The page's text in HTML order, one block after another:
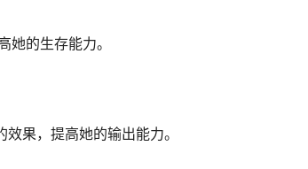
的生存能力。
果，提高她的输出能力。